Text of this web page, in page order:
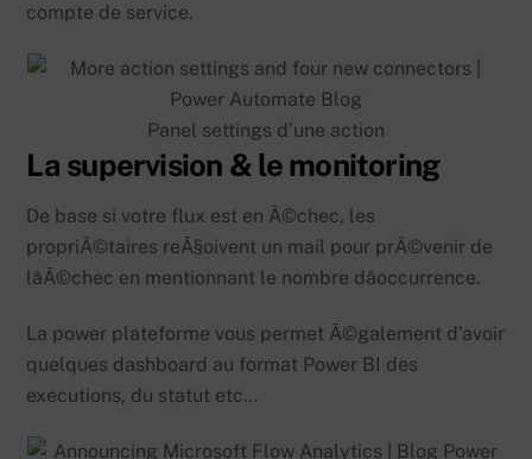
compte de service.
Panel settings d’une action
La supervision & le monitoring
De base si votre flux est en Ã©chec, les
propriÃ©taires reÃ§oivent un mail pour prÃ©venir de
lâÃ©chec en mentionnant le nombre dâoccurrence.
La power plateforme vous permet Ã©galement d’avoir
quelques dashboard au format Power BI des
executions, du statut etc…